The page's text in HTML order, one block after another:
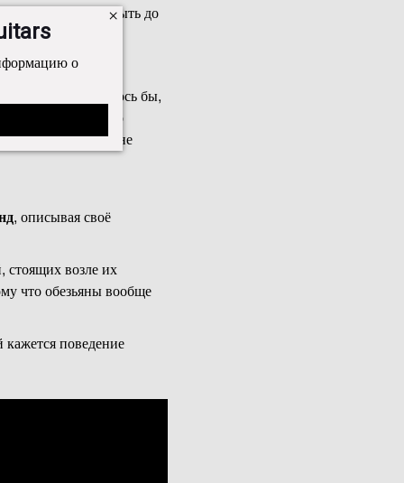
не могут открыть до
Казалось бы,
Люди всё равно
которое они не
, описывая своё
стоящих возле их
что обезьяны вообще
поведение
о